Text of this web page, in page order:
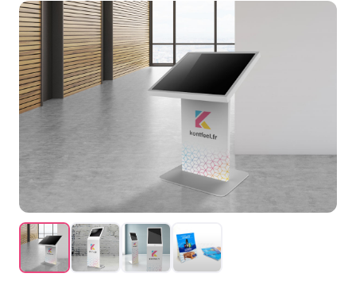
PLV carton
Présentoir comptoir
Présentoir sol
Signalétique et linéaire
Stand événementiel
Découvrez nos stands & supports événementiels →
Mobilier & agencement de stand
Signalétique nomade & visibilité